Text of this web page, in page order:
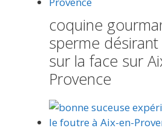
coquine
sperme
sur la face sur
Provence